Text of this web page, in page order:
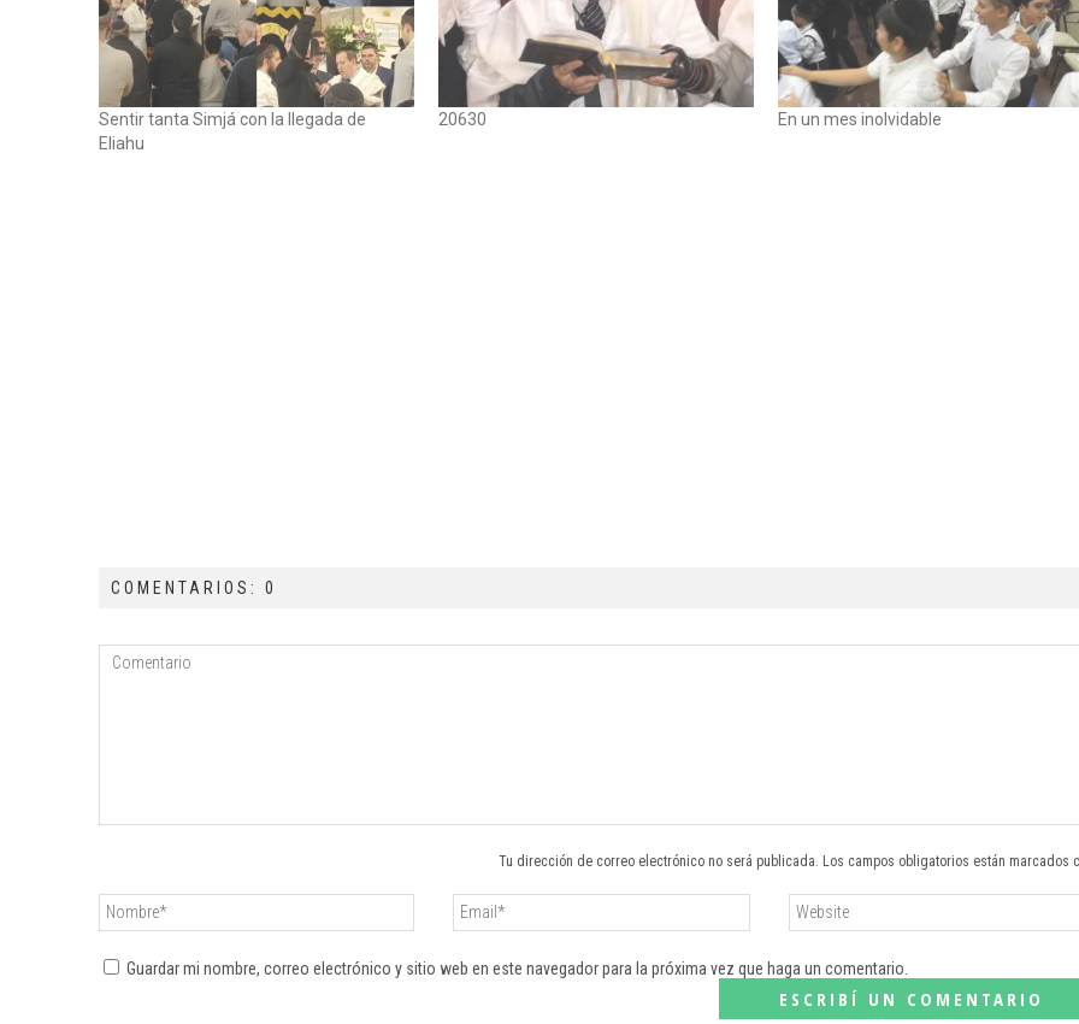
Sentir tanta Simjá con la llegada de
Eliahu
20630 En un mes inolvidable
COMENTARIOS: 0
Tu dirección de correo electrónico no será publicada. Los campos obligatorios están marcados
Guardar mi nombre, correo electrónico y sitio web en este navegador para la próxima vez que haga un comentario.